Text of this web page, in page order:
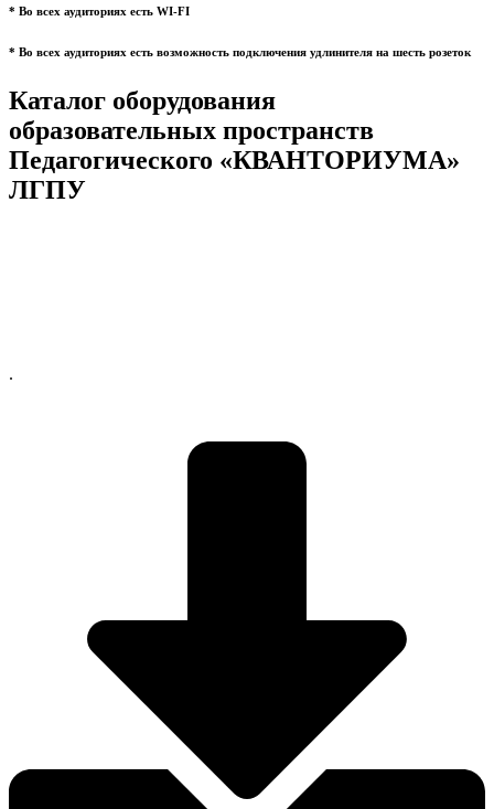
* Во всех аудиториях есть WI-FI
* Во всех аудиториях есть возможность подключения удлинителя на шесть розеток
Каталог оборудования
образовательных пространств
Педагогического «КВАНТОРИУМА»
ЛГПУ
.